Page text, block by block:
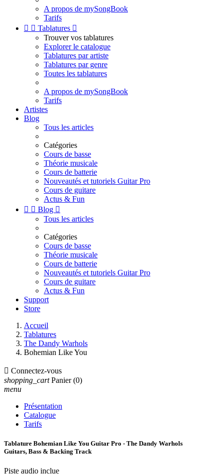
A propos de mySongBook
Tarifs
  Tablatures 
Trouver vos tablatures
Explorer le catalogue
Tablatures par artiste
Tablatures par genre
Toutes les tablatures
A propos de mySongBook
Tarifs
Artistes
Blog
Tous les articles
Catégories
Cours de basse
Théorie musicale
Cours de batterie
Nouveautés et tutoriels Guitar Pro
Cours de guitare
Actus & Fun
  Blog 
Tous les articles
Catégories
Cours de basse
Théorie musicale
Cours de batterie
Nouveautés et tutoriels Guitar Pro
Cours de guitare
Actus & Fun
Support
Store
Accueil
Tablatures
The Dandy Warhols
Bohemian Like You
 Connectez-vous
shopping_cart Panier (0)
menu
Présentation
Catalogue
Tarifs
Tablature Bohemian Like You Guitar Pro - The Dandy Warhols
Guitars, Bass & Backing Track
Piste audio inclue